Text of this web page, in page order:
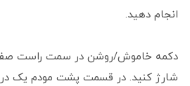
انجام دهید.
شارژ کنید. در قسمت پشت مودم یک